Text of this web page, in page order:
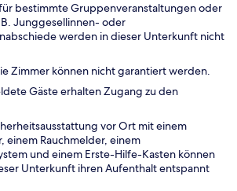
bestimmte Gruppenveranstaltungen oder
B. Junggesellinnen- oder
werden in dieser Unterkunft nicht
Zimmer können nicht garantiert werden.
Gäste erhalten Zugang zu den
vor Ort mit einem
einem Rauchmelder, einem
und einem Erste-Hilfe-Kasten können
Unterkunft ihren Aufenthalt entspannt